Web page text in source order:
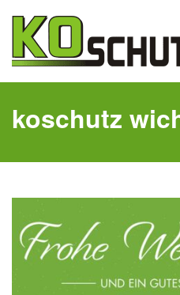
koschutz